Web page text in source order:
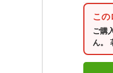
この
ご購
ん。